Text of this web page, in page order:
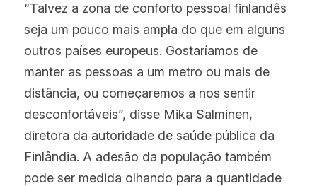
“Talvez a zona de conforto pessoal finlandês
seja um pouco mais ampla do que em alguns
outros países europeus. Gostaríamos de
manter as pessoas a um metro ou mais de
distância, ou começaremos a nos sentir
desconfortáveis”, disse Mika Salminen,
diretora da autoridade de saúde pública da
Finlândia. A adesão da população também
pode ser medida olhando para a quantidade